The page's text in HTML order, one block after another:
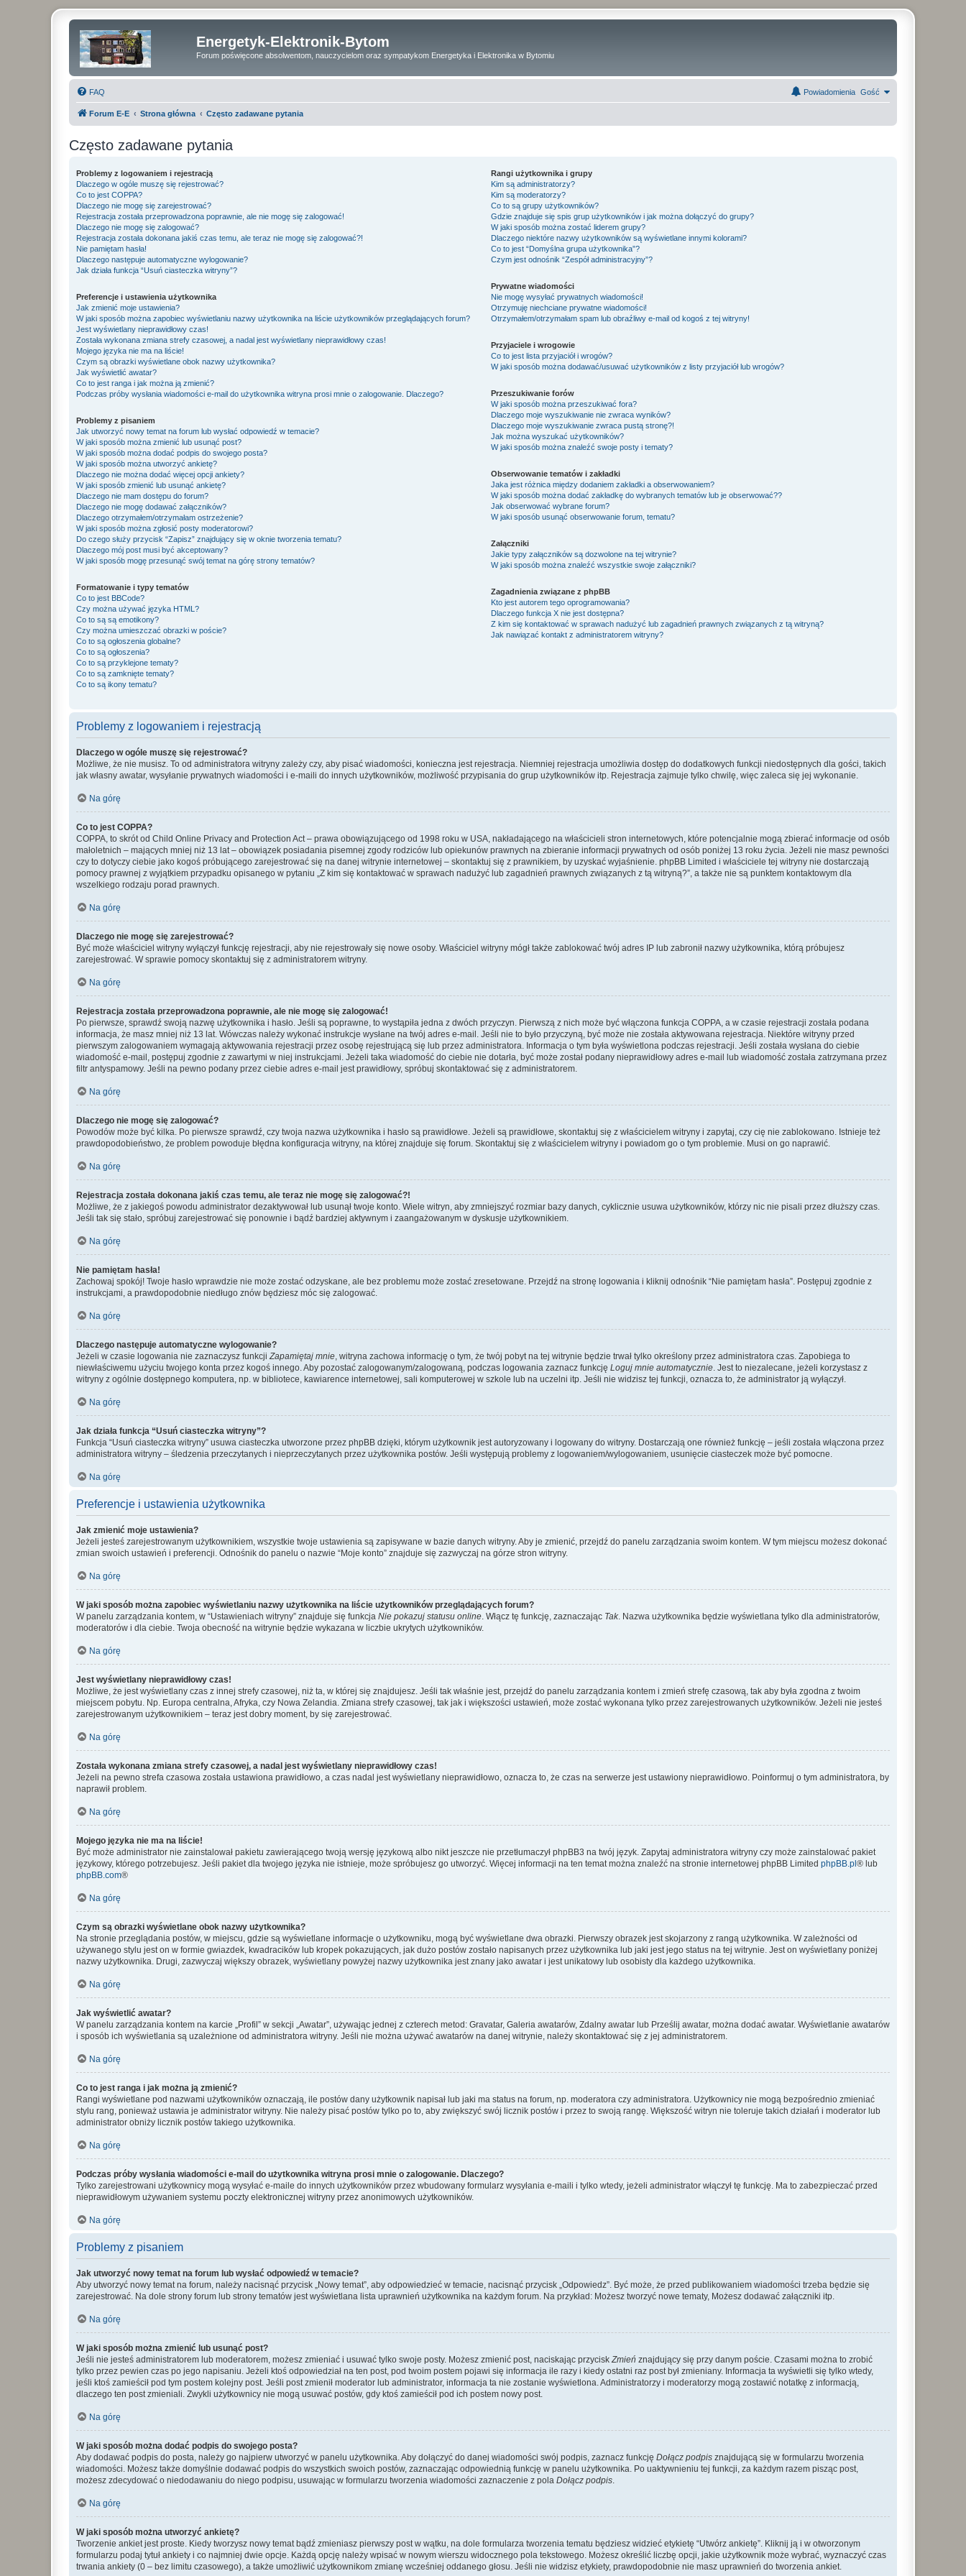
Energetyk-Elektronik-Bytom
Forum poświęcone absolwentom, nauczycielom oraz sympatykom Energetyka i Elektronika w Bytomiu
FAQ Gość
Powiadomienia
Forum E-E Strona główna Często zadawane pytania
Często zadawane pytania
Problemy z logowaniem i rejestracją
Dlaczego w ogóle muszę się rejestrować?
Co to jest COPPA?
Dlaczego nie mogę się zarejestrować?
Rejestracja została przeprowadzona poprawnie, ale nie mogę się zalogować!
Dlaczego nie mogę się zalogować?
Rejestracja została dokonana jakiś czas temu, ale teraz nie mogę się zalogować?!
Nie pamiętam hasła!
Dlaczego następuje automatyczne wylogowanie?
Jak działa funkcja “Usuń ciasteczka witryny”?
Preferencje i ustawienia użytkownika
Jak zmienić moje ustawienia?
W jaki sposób można zapobiec wyświetlaniu nazwy użytkownika na liście użytkowników przeglądających forum?
Jest wyświetlany nieprawidłowy czas!
Została wykonana zmiana strefy czasowej, a nadal jest wyświetlany nieprawidłowy czas!
Mojego języka nie ma na liście!
Czym są obrazki wyświetlane obok nazwy użytkownika?
Jak wyświetlić awatar?
Co to jest ranga i jak można ją zmienić?
Podczas próby wysłania wiadomości e-mail do użytkownika witryna prosi mnie o zalogowanie. Dlaczego?
Problemy z pisaniem
Jak utworzyć nowy temat na forum lub wysłać odpowiedź w temacie?
W jaki sposób można zmienić lub usunąć post?
W jaki sposób można dodać podpis do swojego posta?
W jaki sposób można utworzyć ankietę?
Dlaczego nie można dodać więcej opcji ankiety?
W jaki sposób zmienić lub usunąć ankietę?
Dlaczego nie mam dostępu do forum?
Dlaczego nie mogę dodawać załączników?
Dlaczego otrzymałem/otrzymałam ostrzeżenie?
W jaki sposób można zgłosić posty moderatorowi?
Do czego służy przycisk “Zapisz” znajdujący się w oknie tworzenia tematu?
Dlaczego mój post musi być akceptowany?
W jaki sposób mogę przesunąć swój temat na górę strony tematów?
Formatowanie i typy tematów
Co to jest BBCode?
Czy można używać języka HTML?
Co to są są emotikony?
Czy można umieszczać obrazki w poście?
Co to są ogłoszenia globalne?
Co to są ogłoszenia?
Co to są przyklejone tematy?
Co to są zamknięte tematy?
Co to są ikony tematu?
Rangi użytkownika i grupy
Kim są administratorzy?
Kim są moderatorzy?
Co to są grupy użytkowników?
Gdzie znajduje się spis grup użytkowników i jak można dołączyć do grupy?
W jaki sposób można zostać liderem grupy?
Dlaczego niektóre nazwy użytkowników są wyświetlane innymi kolorami?
Co to jest “Domyślna grupa użytkownika”?
Czym jest odnośnik “Zespół administracyjny”?
Prywatne wiadomości
Nie mogę wysyłać prywatnych wiadomości!
Otrzymuję niechciane prywatne wiadomości!
Otrzymałem/otrzymałam spam lub obraźliwy e-mail od kogoś z tej witryny!
Przyjaciele i wrogowie
Co to jest lista przyjaciół i wrogów?
W jaki sposób można dodawać/usuwać użytkowników z listy przyjaciół lub wrogów?
Przeszukiwanie forów
W jaki sposób można przeszukiwać fora?
Dlaczego moje wyszukiwanie nie zwraca wyników?
Dlaczego moje wyszukiwanie zwraca pustą stronę?!
Jak można wyszukać użytkowników?
W jaki sposób można znaleźć swoje posty i tematy?
Obserwowanie tematów i zakładki
Jaka jest różnica między dodaniem zakładki a obserwowaniem?
W jaki sposób można dodać zakładkę do wybranych tematów lub je obserwować??
Jak obserwować wybrane forum?
W jaki sposób usunąć obserwowanie forum, tematu?
Załączniki
Jakie typy załączników są dozwolone na tej witrynie?
W jaki sposób można znaleźć wszystkie swoje załączniki?
Zagadnienia związane z phpBB
Kto jest autorem tego oprogramowania?
Dlaczego funkcja X nie jest dostępna?
Z kim się kontaktować w sprawach nadużyć lub zagadnień prawnych związanych z tą witryną?
Jak nawiązać kontakt z administratorem witryny?
Problemy z logowaniem i rejestracją
Dlaczego w ogóle muszę się rejestrować?
Możliwe, że nie musisz. To od administratora witryny zależy czy, aby pisać wiadomości, konieczna jest rejestracja. Niemniej rejestracja umożliwia dostęp do dodatkowych funkcji niedostępnych dla gości, takich
jak własny awatar, wysyłanie prywatnych wiadomości i e-maili do innych użytkowników, możliwość przypisania do grup użytkowników itp. Rejestracja zajmuje tylko chwilę, więc zaleca się jej wykonanie.
Na górę
Co to jest COPPA?
COPPA, to skrót od Child Online Privacy and Protection Act – prawa obowiązującego od 1998 roku w USA, nakładającego na właścicieli stron internetowych, które potencjalnie mogą zbierać informacje od osób
małoletnich – mających mniej niż 13 lat – obowiązek posiadania pisemnej zgody rodziców lub opiekunów prawnych na zbieranie informacji prywatnych od osób poniżej 13 roku życia. Jeżeli nie masz pewności
czy to dotyczy ciebie jako kogoś próbującego zarejestrować się na danej witrynie internetowej – skontaktuj się z prawnikiem, by uzyskać wyjaśnienie. phpBB Limited i właściciele tej witryny nie dostarczają
pomocy prawnej z wyjątkiem przypadku opisanego w pytaniu „Z kim się kontaktować w sprawach nadużyć lub zagadnień prawnych związanych z tą witryną?”, a także nie są punktem kontaktowym dla
wszelkiego rodzaju porad prawnych.
Na górę
Dlaczego nie mogę się zarejestrować?
Być może właściciel witryny wyłączył funkcję rejestracji, aby nie rejestrowały się nowe osoby. Właściciel witryny mógł także zablokować twój adres IP lub zabronił nazwy użytkownika, którą próbujesz
zarejestrować. W sprawie pomocy skontaktuj się z administratorem witryny.
Na górę
Rejestracja została przeprowadzona poprawnie, ale nie mogę się zalogować!
Po pierwsze, sprawdź swoją nazwę użytkownika i hasło. Jeśli są poprawne, to wystąpiła jedna z dwóch przyczyn. Pierwszą z nich może być włączona funkcja COPPA, a w czasie rejestracji została podana
informacja, że masz mniej niż 13 lat. Wówczas należy wykonać instrukcje wysłane na twój adres e-mail. Jeśli nie to było przyczyną, być może nie została aktywowana rejestracja. Niektóre witryny przed
pierwszym zalogowaniem wymagają aktywowania rejestracji przez osobę rejestrującą się lub przez administratora. Informacja o tym była wyświetlona podczas rejestracji. Jeśli została wysłana do ciebie
wiadomość e-mail, postępuj zgodnie z zawartymi w niej instrukcjami. Jeżeli taka wiadomość do ciebie nie dotarła, być może został podany nieprawidłowy adres e-mail lub wiadomość została zatrzymana przez
filtr antyspamowy. Jeśli na pewno podany przez ciebie adres e-mail jest prawidłowy, spróbuj skontaktować się z administratorem.
Na górę
Dlaczego nie mogę się zalogować?
Powodów może być kilka. Po pierwsze sprawdź, czy twoja nazwa użytkownika i hasło są prawidłowe. Jeżeli są prawidłowe, skontaktuj się z właścicielem witryny i zapytaj, czy cię nie zablokowano. Istnieje też
prawdopodobieństwo, że problem powoduje błędna konfiguracja witryny, na której znajduje się forum. Skontaktuj się z właścicielem witryny i powiadom go o tym problemie. Musi on go naprawić.
Na górę
Rejestracja została dokonana jakiś czas temu, ale teraz nie mogę się zalogować?!
Możliwe, że z jakiegoś powodu administrator dezaktywował lub usunął twoje konto. Wiele witryn, aby zmniejszyć rozmiar bazy danych, cyklicznie usuwa użytkowników, którzy nic nie pisali przez dłuższy czas.
Jeśli tak się stało, spróbuj zarejestrować się ponownie i bądź bardziej aktywnym i zaangażowanym w dyskusje użytkownikiem.
Na górę
Nie pamiętam hasła!
Zachowaj spokój! Twoje hasło wprawdzie nie może zostać odzyskane, ale bez problemu może zostać zresetowane. Przejdź na stronę logowania i kliknij odnośnik “Nie pamiętam hasła”. Postępuj zgodnie z
instrukcjami, a prawdopodobnie niedługo znów będziesz móc się zalogować.
Na górę
Dlaczego następuje automatyczne wylogowanie?
Jeżeli w czasie logowania nie zaznaczysz funkcji Zapamiętaj mnie , witryna zachowa informację o tym, że twój pobyt na tej witrynie będzie trwał tylko określony przez administratora czas. Zapobiega to
niewłaściwemu użyciu twojego konta przez kogoś innego. Aby pozostać zalogowanym/zalogowaną, podczas logowania zaznacz funkcję Loguj mnie automatycznie . Jest to niezalecane, jeżeli korzystasz z
witryny z ogólnie dostępnego komputera, np. w bibliotece, kawiarence internetowej, sali komputerowej w szkole lub na uczelni itp. Jeśli nie widzisz tej funkcji, oznacza to, że administrator ją wyłączył.
Na górę
Jak działa funkcja “Usuń ciasteczka witryny”?
Funkcja “Usuń ciasteczka witryny” usuwa ciasteczka utworzone przez phpBB dzięki, którym użytkownik jest autoryzowany i logowany do witryny. Dostarczają one również funkcję – jeśli została włączona przez
administratora witryny – śledzenia przeczytanych i nieprzeczytanych przez użytkownika postów. Jeśli występują problemy z logowaniem/wylogowaniem, usunięcie ciasteczek może być pomocne.
Na górę
Preferencje i ustawienia użytkownika
Jak zmienić moje ustawienia?
Jeżeli jesteś zarejestrowanym użytkownikiem, wszystkie twoje ustawienia są zapisywane w bazie danych witryny. Aby je zmienić, przejdź do panelu zarządzania swoim kontem. W tym miejscu możesz dokonać
zmian swoich ustawień i preferencji. Odnośnik do panelu o nazwie “Moje konto” znajduje się zazwyczaj na górze stron witryny.
Na górę
W jaki sposób można zapobiec wyświetlaniu nazwy użytkownika na liście użytkowników przeglądających forum?
W panelu zarządzania kontem, w “Ustawieniach witryny” znajduje się funkcja Nie pokazuj statusu online . Włącz tę funkcję, zaznaczając Tak. Nazwa użytkownika będzie wyświetlana tylko dla administratorów,
moderatorów i dla ciebie. Twoja obecność na witrynie będzie wykazana w liczbie ukrytych użytkowników.
Na górę
Jest wyświetlany nieprawidłowy czas!
Możliwe, że jest wyświetlany czas z innej strefy czasowej, niż ta, w której się znajdujesz. Jeśli tak właśnie jest, przejdź do panelu zarządzania kontem i zmień strefę czasową, tak aby była zgodna z twoim
miejscem pobytu. Np. Europa centralna, Afryka, czy Nowa Zelandia. Zmiana strefy czasowej, tak jak i większości ustawień, może zostać wykonana tylko przez zarejestrowanych użytkowników. Jeżeli nie jesteś
zarejestrowanym użytkownikiem – teraz jest dobry moment, by się zarejestrować.
Na górę
Została wykonana zmiana strefy czasowej, a nadal jest wyświetlany nieprawidłowy czas!
Jeżeli na pewno strefa czasowa została ustawiona prawidłowo, a czas nadal jest wyświetlany nieprawidłowo, oznacza to, że czas na serwerze jest ustawiony nieprawidłowo. Poinformuj o tym administratora, by
naprawił problem.
Na górę
Mojego języka nie ma na liście!
Być może administrator nie zainstalował pakietu zawierającego twoją wersję językową albo nikt jeszcze nie przetłumaczył phpBB3 na twój język. Zapytaj administratora witryny czy może zainstalować pakiet
językowy, którego potrzebujesz. Jeśli pakiet dla twojego języka nie istnieje, może spróbujesz go utworzyć. Więcej informacji na ten temat można znaleźć na stronie internetowej phpBB Limited phpBB.pl® lub
phpBB.com®
Na górę
Czym są obrazki wyświetlane obok nazwy użytkownika?
Na stronie przeglądania postów, w miejscu, gdzie są wyświetlane informacje o użytkowniku, mogą być wyświetlane dwa obrazki. Pierwszy obrazek jest skojarzony z rangą użytkownika. W zależności od
używanego stylu jest on w formie gwiazdek, kwadracików lub kropek pokazujących, jak dużo postów zostało napisanych przez użytkownika lub jaki jest jego status na tej witrynie. Jest on wyświetlany poniżej
nazwy użytkownika. Drugi, zazwyczaj większy obrazek, wyświetlany powyżej nazwy użytkownika jest znany jako awatar i jest unikatowy lub osobisty dla każdego użytkownika.
Na górę
Jak wyświetlić awatar?
W panelu zarządzania kontem na karcie „Profil” w sekcji „Awatar”, używając jednej z czterech metod: Gravatar, Galeria awatarów, Zdalny awatar lub Prześlij awatar, można dodać awatar. Wyświetlanie awatarów
i sposób ich wyświetlania są uzależnione od administratora witryny. Jeśli nie można używać awatarów na danej witrynie, należy skontaktować się z jej administratorem.
Na górę
Co to jest ranga i jak można ją zmienić?
Rangi wyświetlane pod nazwami użytkowników oznaczają, ile postów dany użytkownik napisał lub jaki ma status na forum, np. moderatora czy administratora. Użytkownicy nie mogą bezpośrednio zmieniać
stylu rang, ponieważ ustawia je administrator witryny. Nie należy pisać postów tylko po to, aby zwiększyć swój licznik postów i przez to swoją rangę. Większość witryn nie toleruje takich działań i moderator lub
administrator obniży licznik postów takiego użytkownika.
Na górę
Podczas próby wysłania wiadomości e-mail do użytkownika witryna prosi mnie o zalogowanie. Dlaczego?
Tylko zarejestrowani użytkownicy mogą wysyłać e-maile do innych użytkowników przez wbudowany formularz wysyłania e-maili i tylko wtedy, jeżeli administrator włączył tę funkcję. Ma to zabezpieczać przed
nieprawidłowym używaniem systemu poczty elektronicznej witryny przez anonimowych użytkowników.
Na górę
Problemy z pisaniem
Jak utworzyć nowy temat na forum lub wysłać odpowiedź w temacie?
Aby utworzyć nowy temat na forum, należy nacisnąć przycisk „Nowy temat”, aby odpowiedzieć w temacie, nacisnąć przycisk „Odpowiedz”. Być może, że przed publikowaniem wiadomości trzeba będzie się
zarejestrować. Na dole strony forum lub strony tematów jest wyświetlana lista uprawnień użytkownika na każdym forum. Na przykład: Możesz tworzyć nowe tematy, Możesz dodawać załączniki itp.
Na górę
W jaki sposób można zmienić lub usunąć post?
Jeśli nie jesteś administratorem lub moderatorem, możesz zmieniać i usuwać tylko swoje posty. Możesz zmienić post, naciskając przycisk Zmień znajdujący się przy danym poście. Czasami można to zrobić
tylko przez pewien czas po jego napisaniu. Jeżeli ktoś odpowiedział na ten post, pod twoim postem pojawi się informacja ile razy i kiedy ostatni raz post był zmieniany. Informacja ta wyświetli się tylko wtedy,
jeśli ktoś zamieścił pod tym postem kolejny post. Jeśli post zmienił moderator lub administrator, informacja ta nie zostanie wyświetlona. Administratorzy i moderatorzy mogą zostawić notatkę z informacją,
dlaczego ten post zmieniali. Zwykli użytkownicy nie mogą usuwać postów, gdy ktoś zamieścił pod ich postem nowy post.
Na górę
W jaki sposób można dodać podpis do swojego posta?
Aby dodawać podpis do posta, należy go najpierw utworzyć w panelu użytkownika. Aby dołączyć do danej wiadomości swój podpis, zaznacz funkcję Dołącz podpis znajdującą się w formularzu tworzenia
wiadomości. Możesz także domyślnie dodawać podpis do wszystkich swoich postów, zaznaczając odpowiednią funkcję w panelu użytkownika. Po uaktywnieniu tej funkcji, za każdym razem pisząc post,
możesz zdecydować o niedodawaniu do niego podpisu, usuwając w formularzu tworzenia wiadomości zaznaczenie z pola Dołącz podpis
Na górę
W jaki sposób można utworzyć ankietę?
Tworzenie ankiet jest proste. Kiedy tworzysz nowy temat bądź zmieniasz pierwszy post w wątku, na dole formularza tworzenia tematu będziesz widzieć etykietę “Utwórz ankietę”. Kliknij ją i w otworzonym
formularzu podaj tytuł ankiety i co najmniej dwie opcje. Każdą opcję należy wpisać w nowym wierszu widocznego pola tekstowego. Możesz określić liczbę opcji, jakie użytkownik może wybrać, wyznaczyć czas
trwania ankiety (0 – bez limitu czasowego), a także umożliwić użytkownikom zmianę wcześniej oddanego głosu. Jeśli nie widzisz etykiety, prawdopodobnie nie masz uprawnień do tworzenia ankiet.